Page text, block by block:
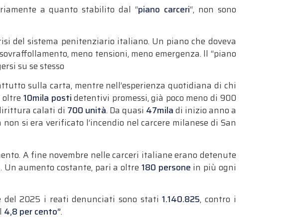
a quanto stabilito dal “piano carceri“, non sono
del sistema penitenziario italiano. Un piano che doveva
meno tensioni, meno emergenza. ll “piano
su se stesso
sulla carta, mentre nell’esperienza quotidiana di chi
oltre10mila postidetentivi promessi, già poco meno di 900
calati di 700 unità. Da quasi 47miladi inizio anno a
si era verificato l’incendio nel carcere milanese di San
A fine novembre nelle carceri italiane erano detenute
aumento costante, pari a oltre 180 persone in più ogni
del 2025 i reati denunciati sono stati1.140.825, contro i
4,8 per cento”.